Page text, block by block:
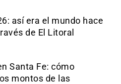
así era el mundo hace
de El Litoral
Santa Fe: cómo
montos de las